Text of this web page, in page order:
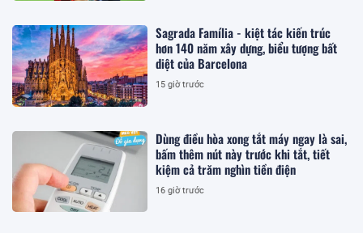
Sagrada Família - kiệt tác kiến trúc
hơn 140 năm xây dựng, biểu tượng bất
diệt của Barcelona
15 giờ trước
Dùng điều hòa xong tắt máy ngay là sai,
bấm thêm nút này trước khi tắt, tiết
kiệm cả trăm nghìn tiền điện
16 giờ trước